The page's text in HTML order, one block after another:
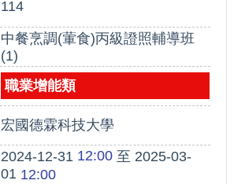
114
中餐烹調(葷食)丙級證照輔導班
(1)
職業增能類
宏國德霖科技大學
2024-12-31 12:00至 2025-03-
0112:00